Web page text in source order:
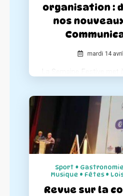
organisation :
nos
mardi 14
La Semaine Festive met
garantir le succès de
nous avons
de communication
complets et simples
Sport •
Musique • Fêtes •
Revue sur la